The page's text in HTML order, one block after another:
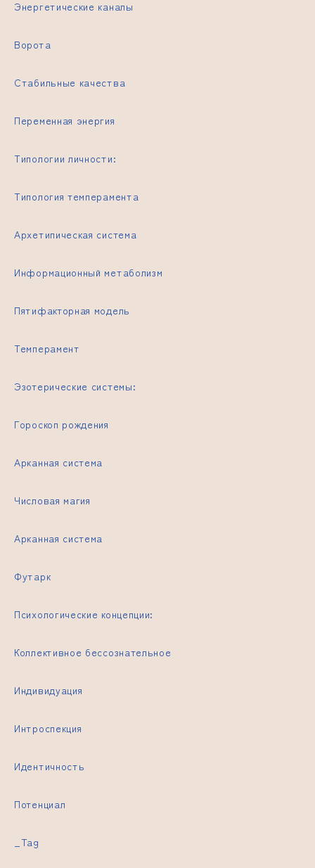
Энергетические каналы
Ворота
Стабильные качества
Переменная энергия
Типологии личности:
Типология темперамента
Архетипическая система
Информационный метаболизм
Пятифакторная модель
Темперамент
Эзотерические системы:
Гороскоп рождения
Арканная система
Числовая магия
Арканная система
Футарк
Психологические концепции:
Коллективное бессознательное
Индивидуация
Интроспекция
Идентичность
Потенциал
_Tag